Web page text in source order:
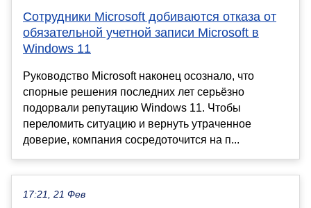
Сотрудники Microsoft добиваются отказа от
обязательной учетной записи Microsoft в
Windows 11
Руководство Microsoft наконец осознало, что
спорные решения последних лет серьёзно
подорвали репутацию Windows 11. Чтобы
переломить ситуацию и вернуть утраченное
доверие, компания сосредоточится на п...
17:21, 21 Фев